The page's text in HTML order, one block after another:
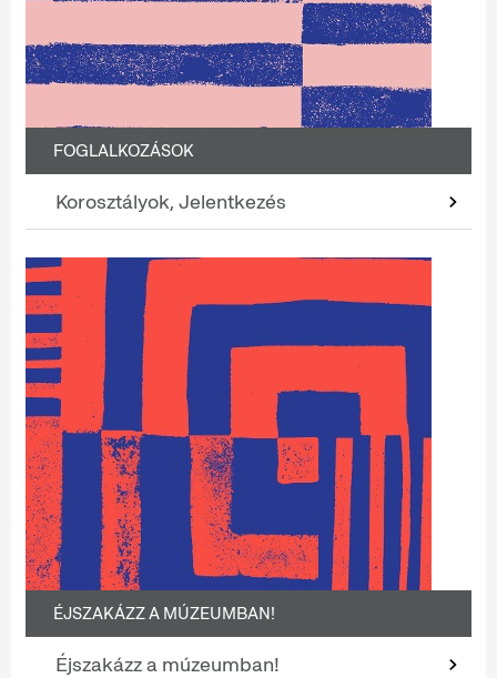
FOGLALKOZÁSOK
Korosztályok, Jelentkezés
ÉJSZAKÁZZ A MÚZEUMBAN!
Éjszakázz a múzeumban!